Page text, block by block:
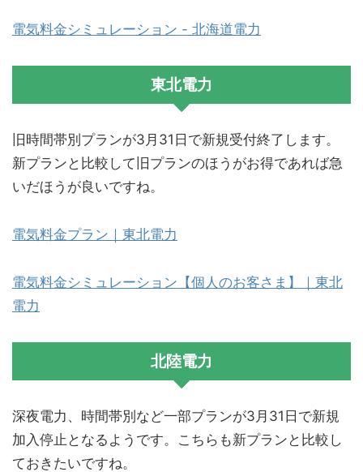
電気料金シミュレーション - 北海道電力
東北電力
旧時間帯別プランが3月31日で新規受付終了します。
新プランと比較して旧プランのほうがお得であれば急
いだほうが良いですね。
電気料金プラン｜東北電力
電気料金シミュレーション【個人のお客さま】｜東北
電力
北陸電力
深夜電力、時間帯別など一部プランが3月31日で新規
加入停止となるようです。こちらも新プランと比較し
ておきたいですね。